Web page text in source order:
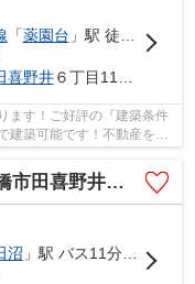
「薬園台 」駅 徒歩15分
喜野井６丁目1147-6
ます！ご好評の『建築条件
建築可能です！不動産を探
建築条件なし売地
沼 」駅 バス11分 「田喜野井一丁目」 停歩3分